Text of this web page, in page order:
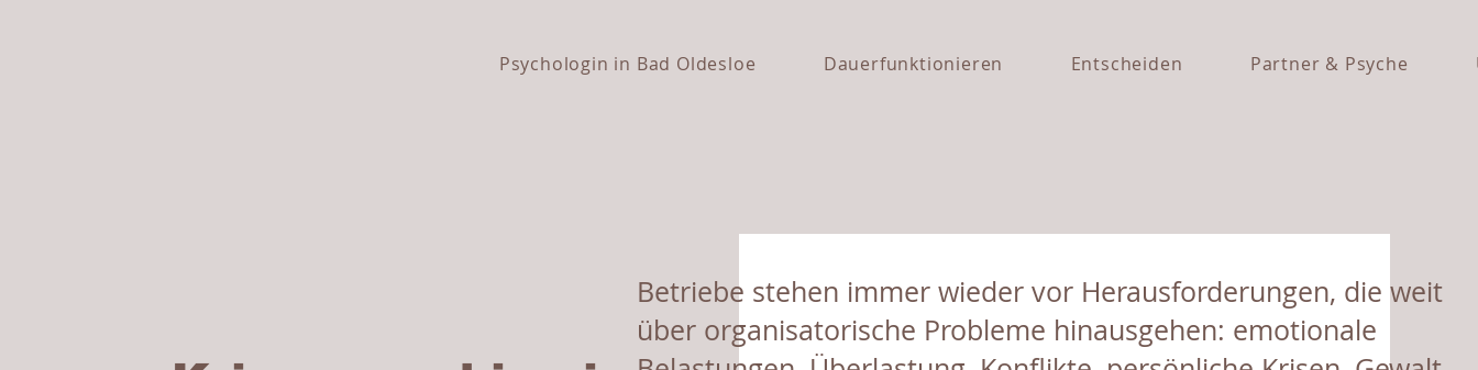
Psychologin in Bad Oldesloe Dauerfunktionieren Entscheiden Partner & Psyche
Betriebe stehen immer wieder vor Herausforderungen, die weit
über organisatorische Probleme hinausgehen: emotionale